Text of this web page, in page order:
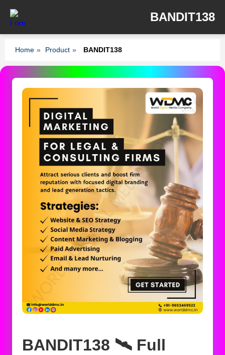
BANDIT138
Home » Product » BANDIT138
BANDIT138 🛰️‍ Full